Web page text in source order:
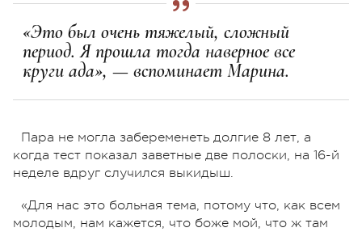
«Это был очень тяжелый, сложный
период. Я прошла тогда наверное все
круги ада», — вспоминает Марина.
Пара не могла забеременеть долгие 8 лет, а
когда тест показал заветные две полоски, на 16-й
неделе вдруг случился выкидыш.
«Для нас это больная тема, потому что, как всем
молодым, нам кажется, что боже мой, что ж там